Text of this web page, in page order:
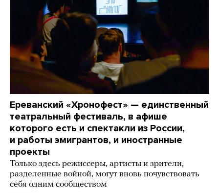
Ереванский «Хронофест» — единственный
театральный фестиваль, в афише
которого есть и спектакли из России,
и работы эмигрантов, и иностранные
проекты
Только здесь режиссеры, артисты и зрители,
разделенные войной, могут вновь почувствовать
себя одним сообществом